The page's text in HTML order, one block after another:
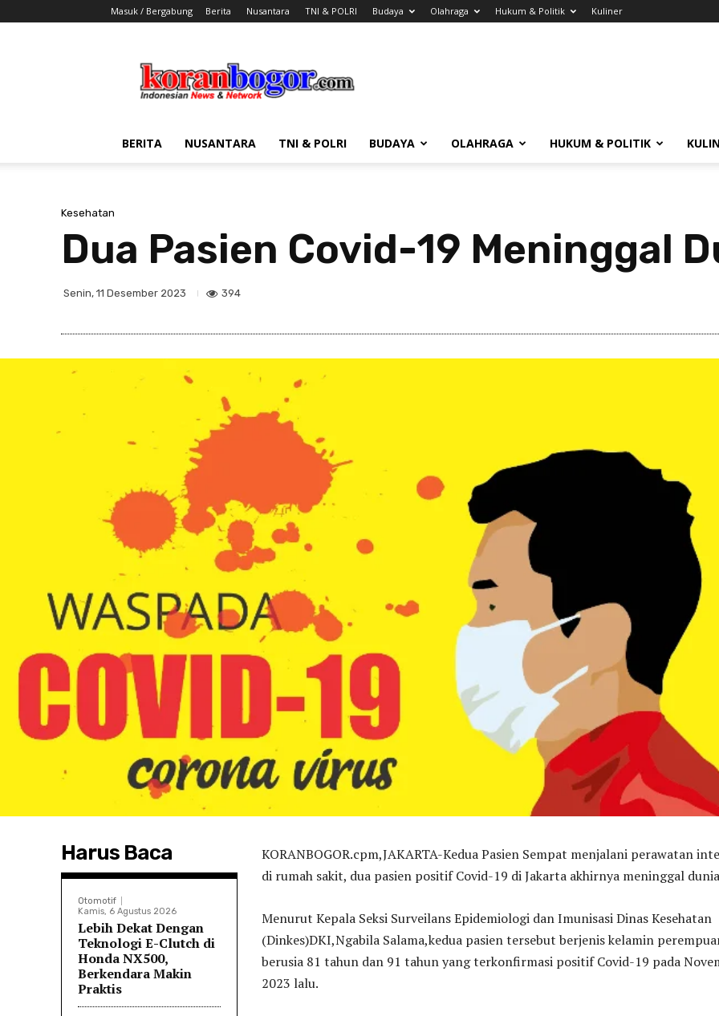
Masuk / Bergabung Berita Nusantara TNI & POLRI Budaya Olahraga Hukum & Politik Kuliner
Bogor
BERITA NUSANTARA TNI & POLRI BUDAYA OLAHRAGA HUKUM & POLITIK
Kesehatan
Dua Pasien Covid-19 Meninggal
Senin, 11 Desember 2023 394
Harus Baca
Otomotif
Kamis, 6 Agustus 2026
Lebih Dekat Dengan
Teknologi E-Clutch di
Honda NX500,
Berkendara Makin
Praktis
KORANBOGOR.cpm,JAKARTA-Kedua Pasien Sempat menjalani perawatan
di rumah sakit, dua pasien positif Covid-19 di Jakarta akhirnya meninggal
Menurut Kepala Seksi Surveilans Epidemiologi dan Imunisasi Dinas Kesehatan
(Dinkes)DKI,Ngabila Salama,kedua pasien tersebut berjenis kelamin
berusia 81 tahun dan 91 tahun yang terkonfirmasi positif Covid-19 pada
2023 lalu.